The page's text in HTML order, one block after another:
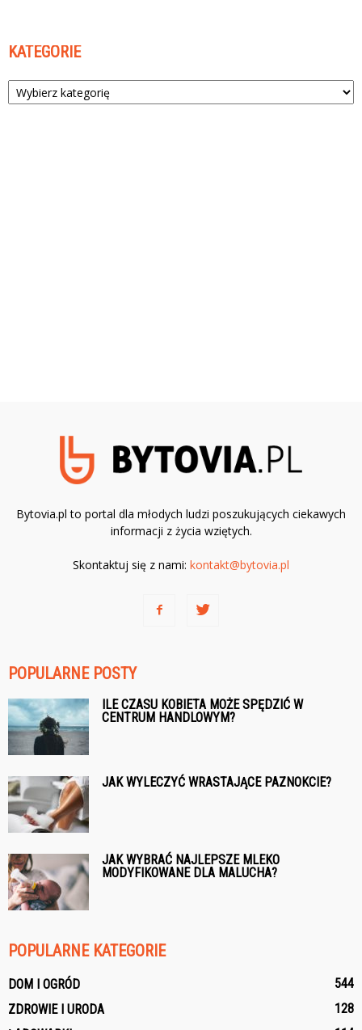
KATEGORIE
Kategorie
Bytovia.pl to portal dla młodych ludzi poszukujących ciekawych
informacji z życia wziętych.
Skontaktuj się z nami: kontakt@bytovia.pl
POPULARNE POSTY
ILE CZASU KOBIETA MOŻE SPĘDZIĆ W
CENTRUM HANDLOWYM?
JAK WYLECZYĆ WRASTAJĄCE PAZNOKCIE?
JAK WYBRAĆ NAJLEPSZE MLEKO
MODYFIKOWANE DLA MALUCHA?
POPULARNE KATEGORIE
DOM I OGRÓD
544
ZDROWIE I URODA
128